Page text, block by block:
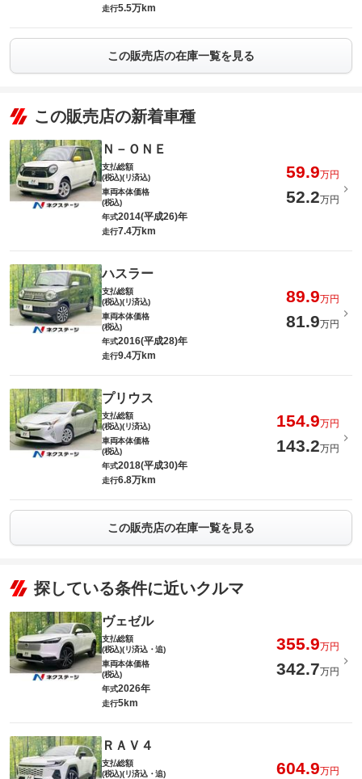
走行5.5万km
この販売店の在庫一覧を見る
この販売店の新着車種
Ｎ－ＯＮＥ
支払総額
(税込)(リ済込)
59.9万円
車両本体価格
(税込)
52.2万円
年式2014(平成26)年
走行7.4万km
ハスラー
支払総額
(税込)(リ済込)
89.9万円
車両本体価格
(税込)
81.9万円
年式2016(平成28)年
走行9.4万km
プリウス
支払総額
(税込)(リ済込)
154.9万円
車両本体価格
(税込)
143.2万円
年式2018(平成30)年
走行6.8万km
この販売店の在庫一覧を見る
探している条件に近いクルマ
ヴェゼル
支払総額
(税込)(リ済込・追)
355.9万円
車両本体価格
(税込)
342.7万円
年式2026年
走行5km
ＲＡＶ４
支払総額
(税込)(リ済込・追)
604.9万円